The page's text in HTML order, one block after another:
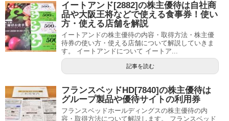
イートアンド[2882]の株主優待は自社商
品や大阪王将などで使える食事券！使い
方・使える店舗を解説
イートアンドの株主優待の内容・取得方法・株主優
待券の使い方・使える店舗について解説していきま
す。 イートアンドについて イートア...
記事を読む
フランスベッドHD[7840]の株主優待は
グループ製品や優待サイトの利用券
フランスベッドホールディングスの株主優待の内
容・取得方法について解説します。 フランスベッド